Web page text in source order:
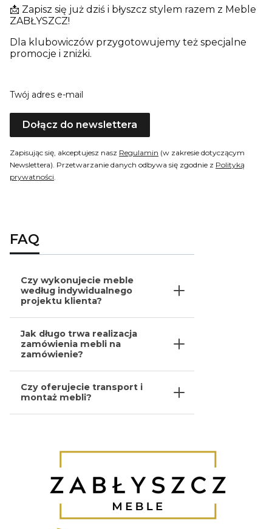
📩 Zapisz się już dziś i błyszcz stylem razem z Meble
ZABŁYSZCZ!
Dla klubowiczów przygotowujemy też specjalne
promocje i zniżki.
Twój adres e-mail
Dołącz do newslettera
Zapisując się, akceptujesz nasz Regulamin (w zakresie dotyczącym
Newslettera). Przetwarzanie danych odbywa się zgodnie z Polityką
prywatności
FAQ
Czy wykonujecie meble
według indywidualnego
projektu klienta?
Jak długo trwa realizacja
zamówienia mebli na
zamówienie?
Czy oferujecie transport i
montaż mebli?